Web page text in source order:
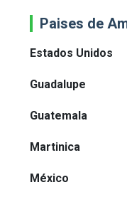
Paises de
Estados Unidos
Guadalupe
Guatemala
Martinica
México